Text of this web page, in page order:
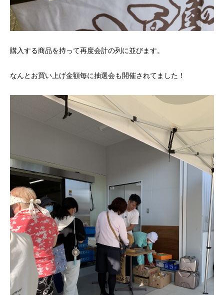
購入する商品を持って再度会計の列に並びます。
なんとお買い上げ金額毎に抽選会も開催されてました！